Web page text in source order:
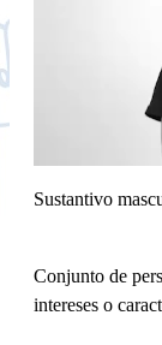
Sustantivo
Conjunto de
intereses o